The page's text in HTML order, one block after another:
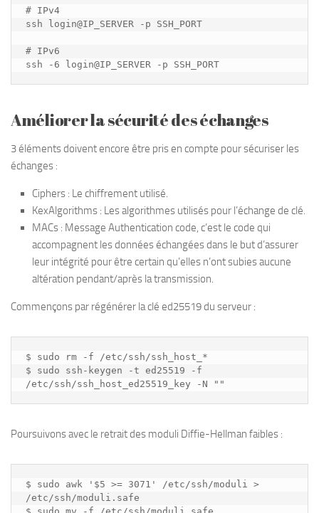
# IPv4
ssh login@IP_SERVER -p SSH_PORT
# IPv6
Améliorer la sécurité des échanges
3 éléments doivent encore être pris en compte pour sécuriser les
échanges :
Ciphers : Le chiffrement utilisé.
KexAlgorithms : Les algorithmes utilisés pour l’échange de clé.
MACs : Message Authentication code, c’est le code qui
accompagnent les données échangées dans le but d’assurer
leur intégrité pour être certain qu’elles n’ont subies aucune
altération pendant/après la transmission.
Commençons par régénérer la clé ed25519 du serveur :
$ sudo rm -f /etc/ssh/ssh_host_*
$ sudo ssh-keygen -t ed25519 -f
Poursuivons avec le retrait des moduli Diffie-Hellman faibles :
$ sudo awk '$5 >= 3071' /etc/ssh/moduli >
/etc/ssh/moduli.safe